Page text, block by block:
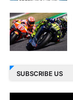
SUBSCRIBE US